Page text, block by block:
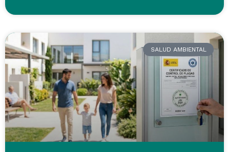
SALUD AMBIENTAL